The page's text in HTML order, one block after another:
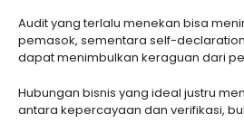
Audit yang terlalu menekan bisa
pemasok, sementara self-
dapat menimbulkan keraguan dari
Hubungan bisnis yang ideal justru
antara kepercayaan dan verifikasi,